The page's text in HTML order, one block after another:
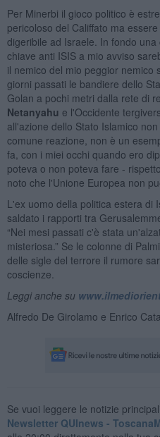
Per Minerbi il gioco politico è
pericoloso del Califfato ma
digeribile ad Israele. In fondo
chiave anti ISIS a mio avviso
il nemico del mio peggior nemico
giorni passati le bandiere dello
Golan a pochi metri dalla rete di
Netanyahu e l'Occidente
all'azione dello Stato Islamico
comune reazione, non è un
fa, con i miei occhi quando ero
poteva o non poteva fare -
noto che l'Unione Europea non
L'ex uomo della politica estera di
saldato i rapporti tra
“Nei mesi passati c'è stata
misteriosa.” Se le colonne di
delle sigle del terrore il rumore
coscienze.
Leggi anche su
Alfredo De Girolamo e Enrico
Se vuoi leggere le notizie
Newsletter QUInews -